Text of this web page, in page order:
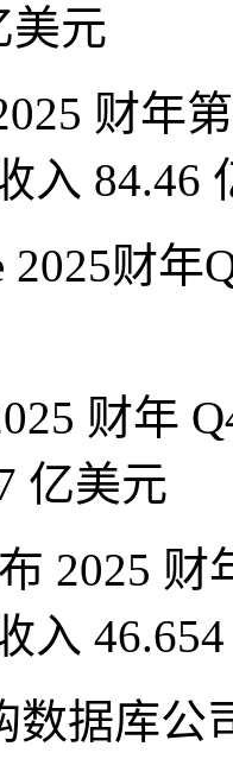
美元
财年
入 84.46
2025财
财年
亿美元
2025
入
数据库公